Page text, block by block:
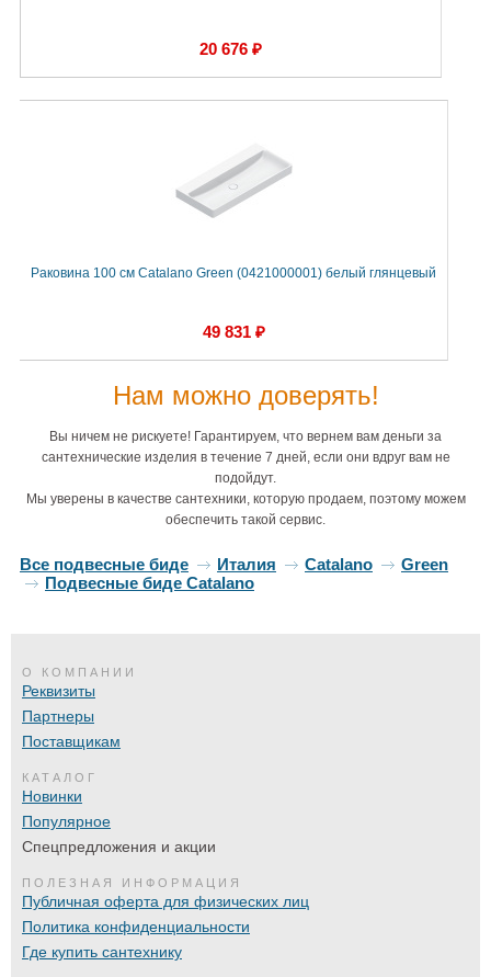
20 676 ₽
Раковина 100 см Catalano Green (0421000001) белый глянцевый
49 831 ₽
Нам можно доверять!
Вы ничем не рискуете! Гарантируем, что вернем вам деньги за
сантехнические изделия в течение 7 дней, если они вдруг вам не
подойдут.
Мы уверены в качестве сантехники, которую продаем, поэтому можем
обеспечить такой сервис.
Все подвесные биде Италия Catalano
Green
Подвесные биде Catalano
О КОМПАНИИ
Реквизиты
Партнеры
Поставщикам
КАТАЛОГ
Новинки
Популярное
Спецпредложения и акции
ПОЛЕЗНАЯ ИНФОРМАЦИЯ
Публичная оферта для физических лиц
Политика конфиденциальности
Где купить сантехнику